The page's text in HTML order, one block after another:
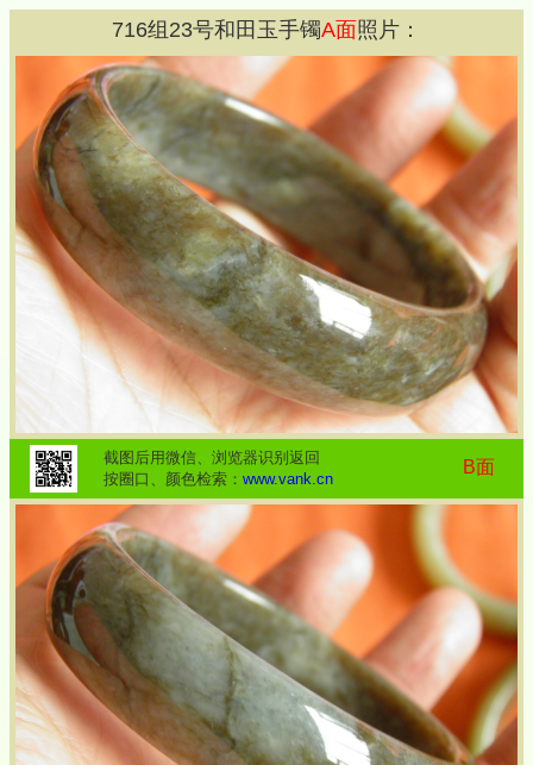
716组 23号和田玉手镯A面照片：
截图后用微信、浏览器识别返回
按圈口、颜色检索： www.vank.cn
B面